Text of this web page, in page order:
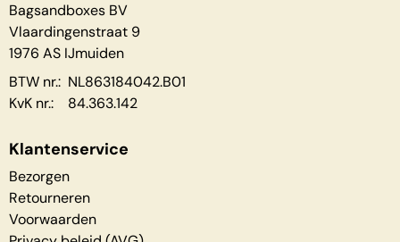
Bagsandboxes BV
Vlaardingenstraat 9
1976 AS IJmuiden
BTW nr.: NL863184042.B01
KvK nr.: 84.363.142
Klantenservice
Bezorgen
Retourneren
Voorwaarden